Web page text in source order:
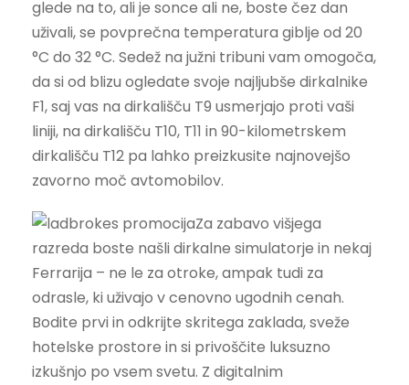
glede na to, ali je sonce ali ne, boste čez dan
uživali, se povprečna temperatura giblje od 20
°C do 32 °C. Sedež na južni tribuni vam omogoča,
da si od blizu ogledate svoje najljubše dirkalnike
F1, saj vas na dirkališču T9 usmerjajo proti vaši
liniji, na dirkališču T10, T11 in 90-kilometrskem
dirkališču T12 pa lahko preizkusite najnovejšo
zavorno moč avtomobilov.
Za zabavo višjega
razreda boste našli dirkalne simulatorje in nekaj
Ferrarija – ne le za otroke, ampak tudi za
odrasle, ki uživajo v cenovno ugodnih cenah.
Bodite prvi in ​​odkrijte skritega zaklada, sveže
hotelske prostore in si privoščite luksuzno
izkušnjo po vsem svetu. Z digitalnim